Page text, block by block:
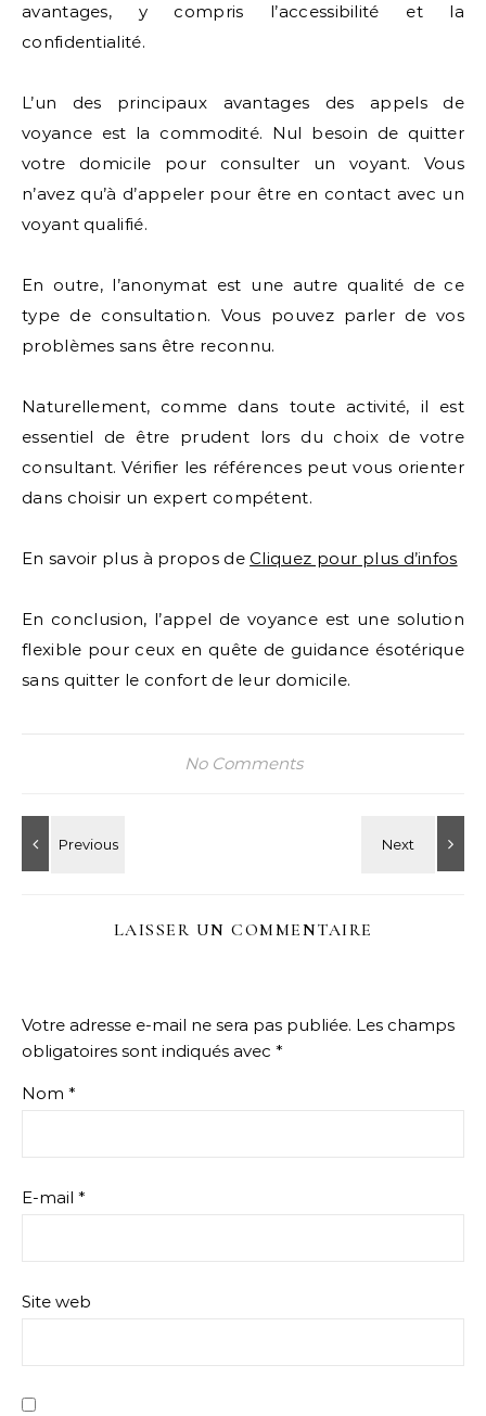
avantages, y compris l’accessibilité et la
confidentialité.
L’un des principaux avantages des appels de
voyance est la commodité. Nul besoin de quitter
votre domicile pour consulter un voyant. Vous
n’avez qu’à d’appeler pour être en contact avec un
voyant qualifié.
En outre, l’anonymat est une autre qualité de ce
type de consultation. Vous pouvez parler de vos
problèmes sans être reconnu.
Naturellement, comme dans toute activité, il est
essentiel de être prudent lors du choix de votre
consultant. Vérifier les références peut vous orienter
dans choisir un expert compétent.
En savoir plus à propos deCliquez pour plus d’infos
En conclusion, l’appel de voyance est une solution
flexible pour ceux en quête de guidance ésotérique
sans quitter le confort de leur domicile.
No Comments
LAISSER UN COMMENTAIRE
Votre adresse e-mail ne sera pas publiée. Les champs
obligatoires sont indiqués avec *
Nom *
E-mail *
Site web